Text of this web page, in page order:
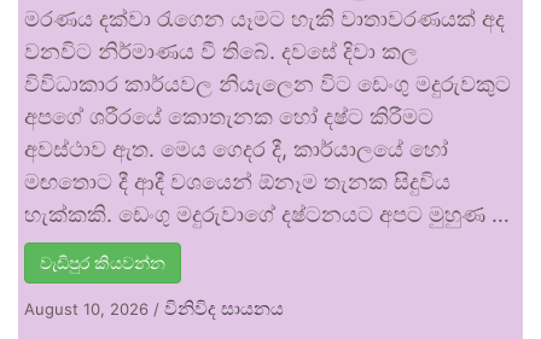
මරණය දක්වා රැගෙන යෑමට හැකි වාතාවරණයක් අද
වනවිට නිර්මාණය වී තිබේ. දවසේ දිවා කල
විවිධාකාර කාර්යවල නියැලෙන විට ඩෙංගු මදුරුවකුට
අපගේ ශරීරයේ කොතැනක හෝ දෂ්ට කිරීමට
අවස්ථාව ඇත. මෙය ගෙදර දී, කාර්යාලයේ හෝ
මඟතොට දී ආදී වශයෙන් ඕනෑම තැනක සිදුවිය
හැක්කකි. ඩෙංගු මදුරුවාගේ දෂ්ටනයට අපට මුහුණ …
වැඩිපුර කියවන්න
August 10, 2026 / විනිවිද සායනය